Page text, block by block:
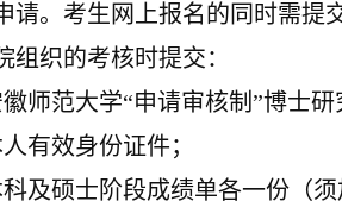
请。考生网上报名的同 时需提
组织的考核时提交：
师范大学“申请审核制”博士
有效身份证件；
科及硕士阶段成绩单各一份（